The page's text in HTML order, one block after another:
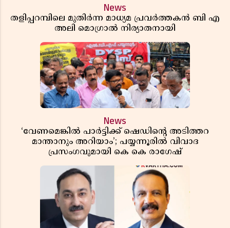
News
തളിപ്പറമ്പിലെ മുതിർന്ന മാധ്യമ പ്രവർത്തകൻ ബി എ
അലി മൊഗ്രാൽ നിര്യാതനായി
News
‘വേണമെങ്കിൽ പാർട്ടിക്ക് ഷെഡിൻ്റെ അടിത്തറ
മാന്താനും അറിയാം’; പയ്യന്നൂരിൽ വിവാദ
പ്രസംഗവുമായി കെ കെ രാഗേഷ്